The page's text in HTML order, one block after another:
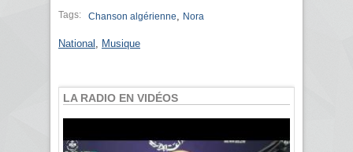
Tags: Chanson algérienne Nora
National Musique
LA RADIO EN VIDÉOS